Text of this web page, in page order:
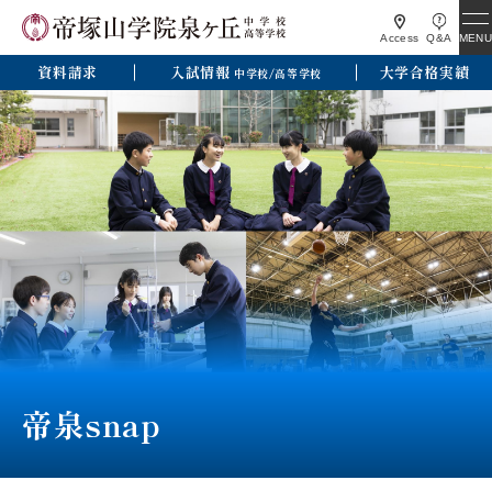
Access Q&A MENU
資料請求 入試情報 中学校/高等学校 大学合格実績
帝泉snap